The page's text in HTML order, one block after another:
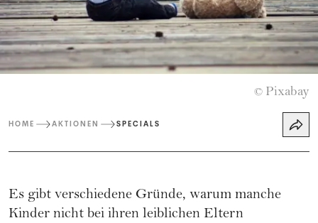
© Pixabay
HOME AKTIONEN SPECIALS
Es gibt verschiedene Gründe, warum manche
Kinder nicht bei ihren leiblichen Eltern